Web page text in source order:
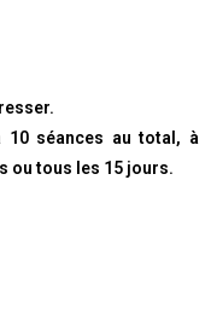
10 séances au total, à
ou tous les 15 jours.